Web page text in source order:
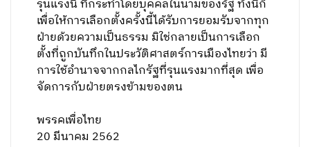
รุนแรงนี้ ที่กระทำโดยบุคคลในนามของรัฐ ทั้งนี้ก็
เพื่อให้การเลือกตั้งครั้งนี้ได้รับการยอมรับจากทุก
ฝ่ายด้วยความเป็นธรรม มิใช่กลายเป็นการเลือก
ตั้งที่ถูกบันทึกในประวัติศาสตร์การเมืองไทยว่า มี
การใช้อำนาจจากกลไกรัฐที่รุนแรงมากที่สุด เพื่อ
จัดการกับฝ่ายตรงข้ามของตน
พรรคเพื่อไทย
20 มีนาคม 2562